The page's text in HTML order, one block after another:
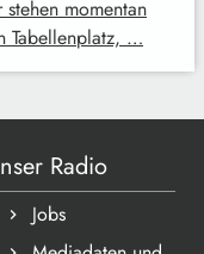
momentan
Tabellenplatz, …
Radio
Jobs